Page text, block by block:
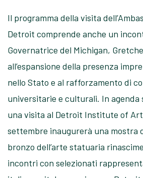
Il programma della visita
Detroit comprende anche un
Governatrice del Michigan,
all’espansione della presenza
nello Stato e al rafforzamento di
universitarie e culturali. In
una visita al Detroit Institute of
settembre inaugurerà una mostra
bronzo dell’arte statuaria
incontri con selezionati